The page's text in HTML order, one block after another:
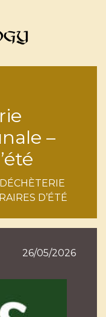
–
DÉCHÈTERIE
D’ÉTÉ
26/05/2026